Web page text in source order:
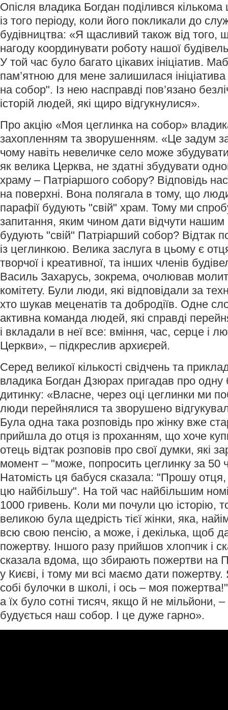
Опісля владика Богдан поділився
із того періоду, коли його покликали до
будівництва: «Я щасливий також від того,
нагоду координувати роботу нашої
У той час було багато цікавих ініціатив.
пам’ятною для мене залишилася
на собор". Із нею насправді пов’язано
історій людей, які щиро відгукнулися».
Про акцію «Моя цеглинка на собор»
захопленням та зворушенням. «Це задум
чому навіть невеличке село може
як велика Церква, не здатні збудувати
храму – Патріаршого собору? Відповідь
на поверхні. Вона полягала в тому, що люди
парафії будують "свій" храм. Тому ми
запитання, яким чином дати відчути
будують "свій" Патріарший собор? Відтак
із цеглинкою. Велика заслуга в цьому є
творчої і креативної, та інших членів
Василь Захарусь, зокрема, очолював
комітету. Були люди, які відповідали за
хто шукав меценатів та добродіїв. Одне
активна команда людей, які справді
і вкладали в неї все: вміння, час, серце і
Церкви», – підкреслив архиєрей.
Серед великої кількості свідчень та
владика Богдан Дзюрах пригадав про
дитинку: «Власне, через оці цеглинки ми
люди перейнялися та зворушено
Була одна така розповідь про жінку вже
прийшла до отця із проханням, що хоче
отець відтак розповів про свої думки, які
момент – "може, попросить цеглинку за 50
Натомість ця бабуся сказала: "Прошу отця,
цю найбільшу". На той час найбільшим
1000 гривень. Коли ми почули цю історію,
великою була щедрість тієї жінки, яка,
всю свою пенсію, а може, і декілька, щоб
пожертву. Іншого разу прийшов хлопчик і
сказала вдома, що збирають пожертви на
у Києві, і тому ми всі маємо дати пожертву.
собі булочки в школі, і ось – моя пожертва!"
а їх було сотні тисяч, якщо й не мільйони, –
будується наш собор. І це дуже гарно».